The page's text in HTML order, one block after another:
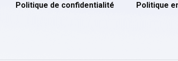
Politique de confidentialité Politique